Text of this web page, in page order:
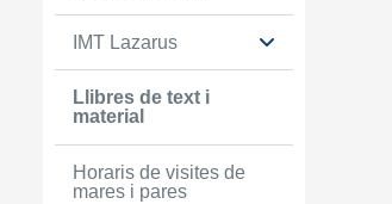
IMT Lazarus
Llibres de text i
material
Horaris de visites de
mares i pares